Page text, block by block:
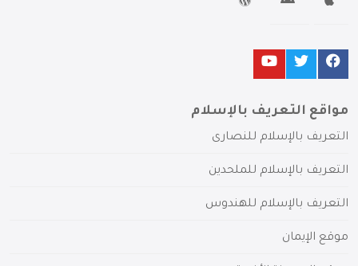
مواقع التعريف بالإسلام
التعريف بالإسلام للنصارى
التعريف بالإسلام للملحدين
التعريف بالإسلام للهندوس
موقع الإيمان